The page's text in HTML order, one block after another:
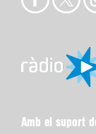
Amb el suport